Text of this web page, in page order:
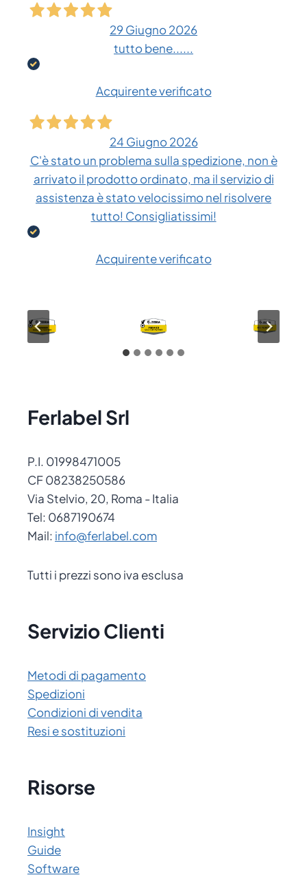
29 Giugno 2026
tutto bene......
Acquirente verificato
24 Giugno 2026
C'è stato un problema sulla spedizione, non è
arrivato il prodotto ordinato, ma il servizio di
assistenza è stato velocissimo nel risolvere
tutto! Consigliatissimi!
Acquirente verificato
Ferlabel Srl
P.I. 01998471005
CF 08238250586
Via Stelvio, 20, Roma - Italia
Tel: 0687190674
Mail: info@ferlabel.com
Tutti i prezzi sono iva esclusa
Servizio Clienti
Metodi di pagamento
Spedizioni
Condizioni di vendita
Resi e sostituzioni
Risorse
Insight
Guide
Software